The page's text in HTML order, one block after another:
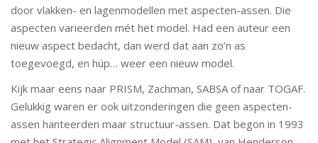
door vlakken- en lagenmodellen met aspecten-assen. Die
aspecten varieerden mét het model. Had een auteur een
nieuw aspect bedacht, dan werd dat aan zo’n as
toegevoegd, en húp… weer een nieuw model.
Kijk maar eens naar PRISM, Zachman, SABSA of naar TOGAF.
Gelukkig waren er ook uitzonderingen die geen aspecten-
assen hanteerden maar structuur-assen. Dat begon in 1993